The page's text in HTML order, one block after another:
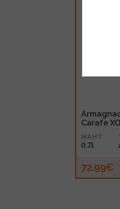
Carafe
MAHT
0.7l
72.99€